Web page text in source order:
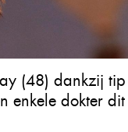
(48) dankzij tip
enkele dokter dit